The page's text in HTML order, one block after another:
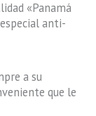
«Panamá
anti-
a su
que le